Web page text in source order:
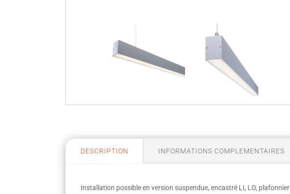
DESCRIPTION INFORMATIONS COMPLEMENTAIRES
Installation possible en version suspendue, encastré LI, LO, plafonnier